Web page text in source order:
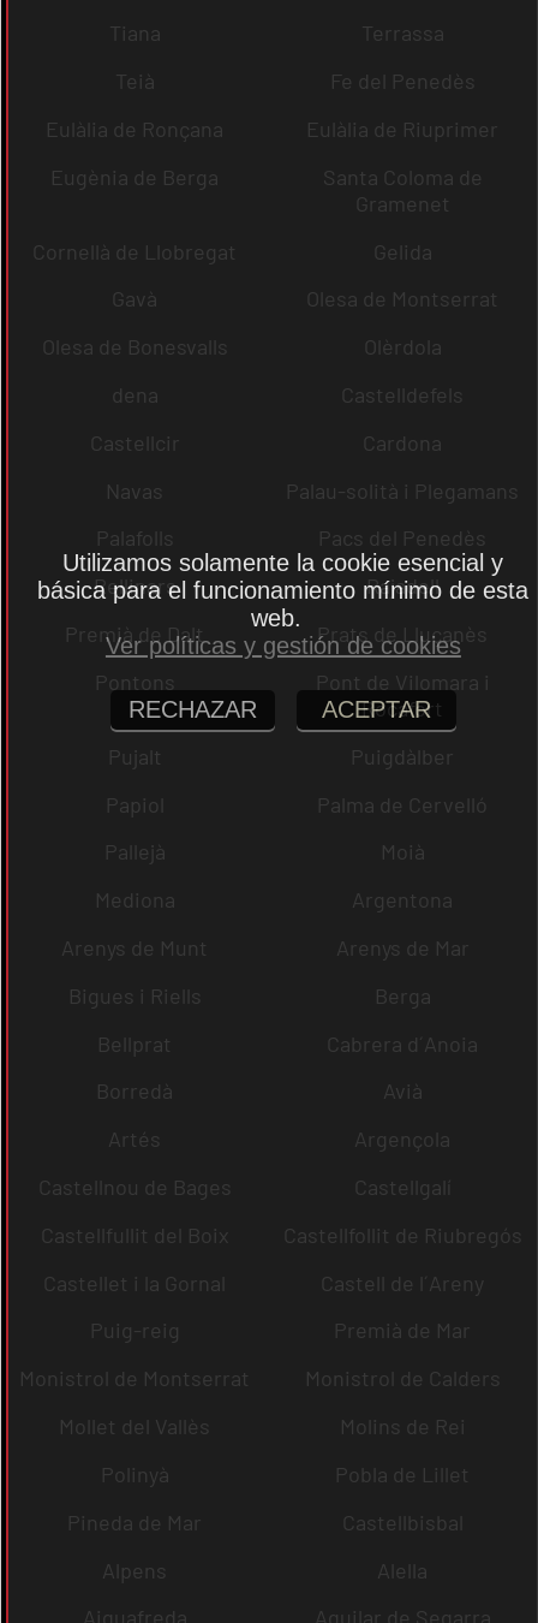
Tiana
Terrassa
Teià
Fe del Penedès
Eulàlia de Ronçana
Eulàlia de Riuprimer
Eugènia de Berga
Santa Coloma de
Gramenet
Cornellà de Llobregat
Gelida
Gavà
Olesa de Montserrat
Olesa de Bonesvalls
Olèrdola
dena
Castelldefels
Castellcir
Cardona
Navas
Palau-solità i Plegamans
Palafolls
Pacs del Penedès
Rellinars
Rajadell
Premià de Dalt
Prats de Lluçanès
Pontons
Pont de Vilomara i
Rocafort
Pujalt
Puigdàlber
Papiol
Palma de Cervelló
Pallejà
Moià
Mediona
Argentona
Arenys de Munt
Arenys de Mar
Bigues i Riells
Berga
Bellprat
Cabrera d´Anoia
Borredà
Avià
Artés
Argençola
Castellnou de Bages
Castellgalí
Castellfullit del Boix
Castellfollit de Riubregós
Castellet i la Gornal
Castell de l´Areny
Puig-reig
Premià de Mar
Monistrol de Montserrat
Monistrol de Calders
Mollet del Vallès
Molins de Rei
Polinyà
Pobla de Lillet
Pineda de Mar
Castellbisbal
Alpens
Alella
Aiguafreda
Aguilar de Segarra
Utilizamos solamente la cookie esencial y
básica para el funcionamiento mínimo de esta
web.
Ver políticas y gestión de cookies
RECHAZAR ACEPTAR